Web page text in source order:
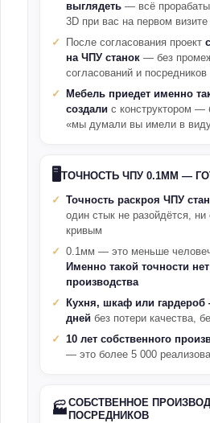
выглядеть — всё
3D при вас на первом визите
После согласования проект
на ЧПУ станок — без
согласований и посредников
Мебель приедет именно
создали с конструктором —
«мы думали вы имели в
🖥️ ТОЧНОСТЬ ЧПУ 0.1ММ —
Точность раскроя ЧПУ
один стык не разойдётся, ни
кривым
0.1мм — это меньше
Именно такой точности
производства
Кухня, шкаф или гардероб
дней без потери качества,
10 лет собственного
— это более 5 000
🏭СОБСТВЕННОЕ
ПОСРЕДНИКОВ